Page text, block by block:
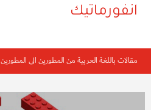
انفورماتيك
مقالات باللغة العربية من المطورين الى المطورين